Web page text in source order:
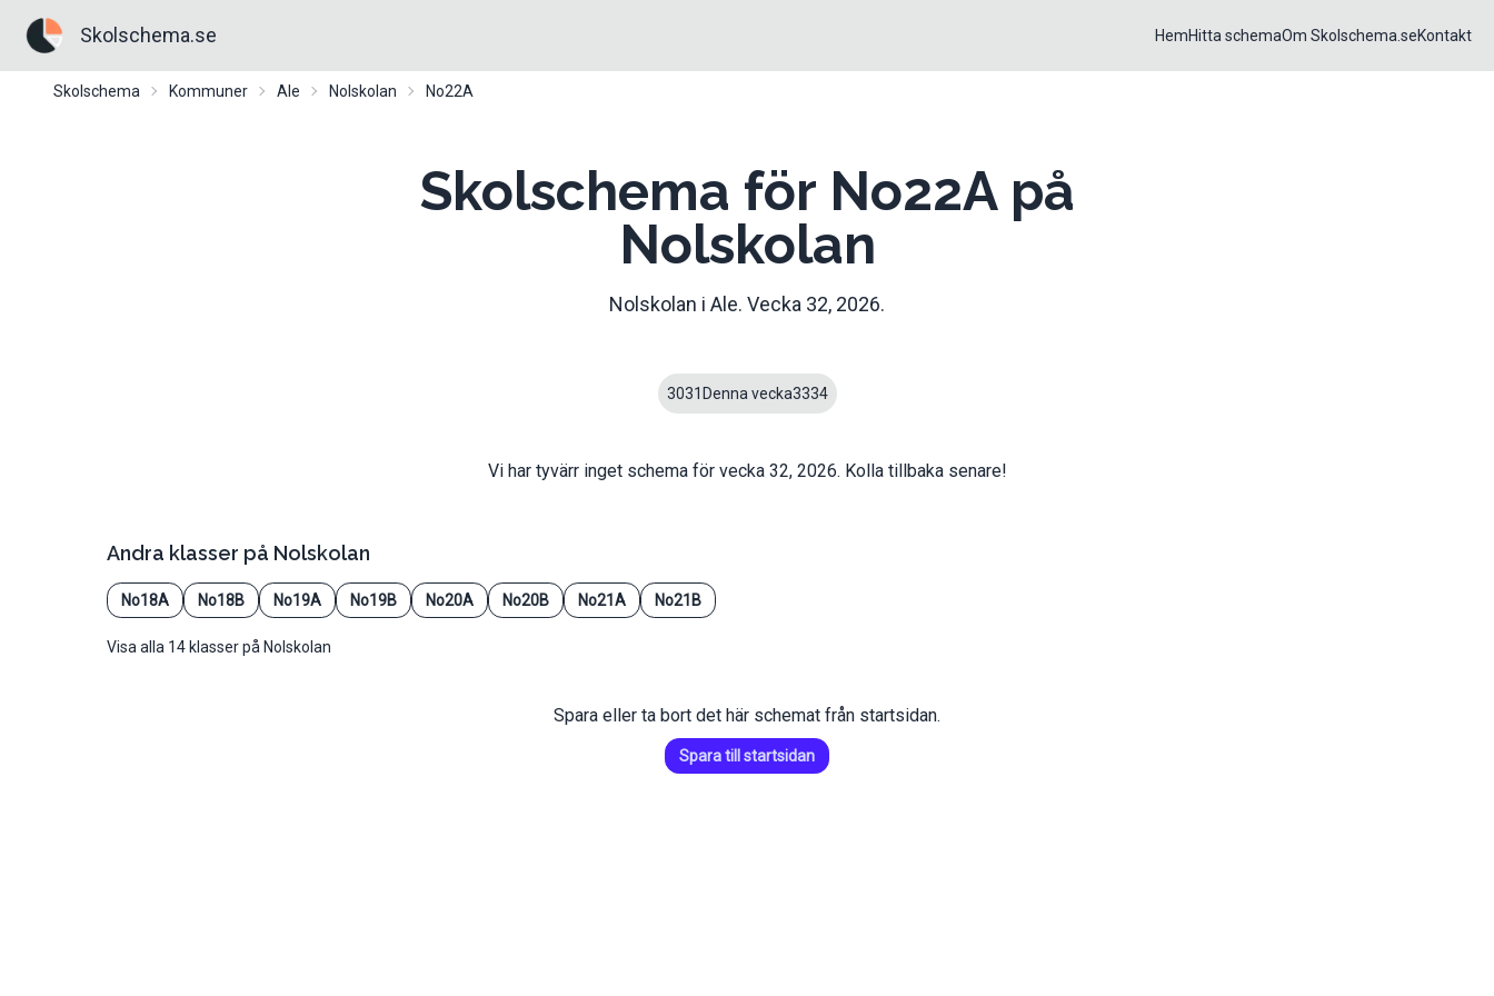
Skolschema.se HemHitta schemaOm Skolschema.seKontakt
Skolschema Kommuner Ale Nolskolan No22A
Skolschema för No22A på
Nolskolan
Nolskolan i Ale. Vecka 32, 2026.
3031 Denna vecka3334
Vi har tyvärr inget schema för vecka 32, 2026. Kolla tillbaka senare!
Andra klasser på Nolskolan
No18A No18B No19A No19B No20A No20B No21A No21B
Visa alla 14 klasser på Nolskolan
Spara eller ta bort det här schemat från startsidan.
Spara till startsidan